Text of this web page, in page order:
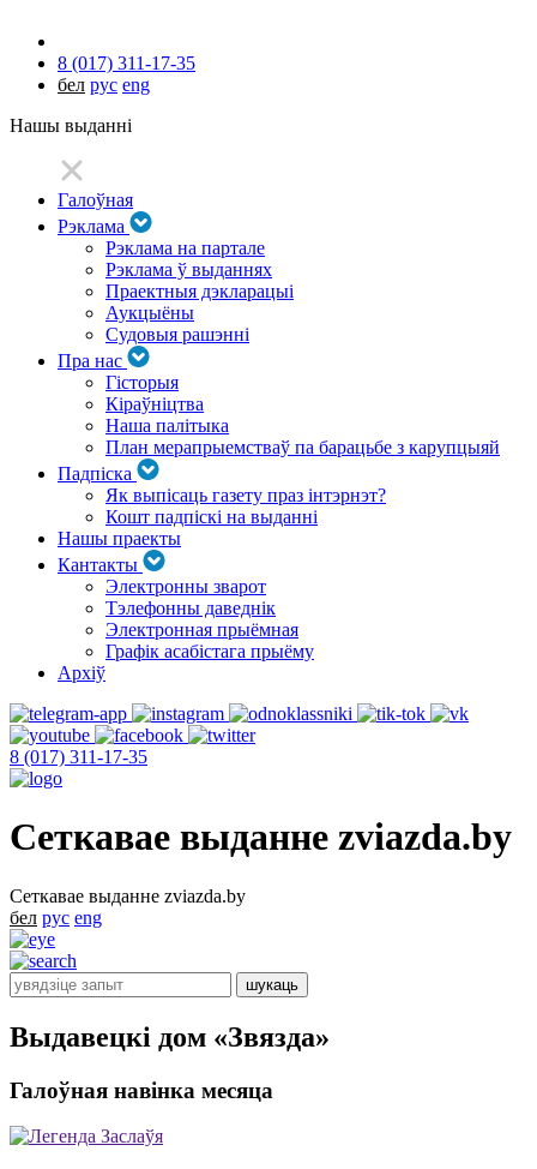
8 (017) 311-17-35
бел рус eng
Нашы выданні
Галоўная
Рэклама
Рэклама на партале
Рэклама ў выданнях
Праектныя дэкларацыі
Аукцыёны
Судовыя рашэнні
Пра нас
Гісторыя
Кіраўніцтва
Наша палітыка
План мерапрыемстваў па барацьбе з карупцыяй
Падпіска
Як выпісаць газету праз інтэрнэт?
Кошт падпіскі на выданні
Нашы праекты
Кантакты
Электронны зварот
Тэлефонны даведнік
Электронная прыёмная
Графік асабістага прыёму
Архіў
8 (017) 311-17-35
Сеткавае выданне zviazda.by
Сеткавае выданне zviazda.by
бел рус eng
Выдавецкі дом «Звязда»
Галоўная навінка месяца